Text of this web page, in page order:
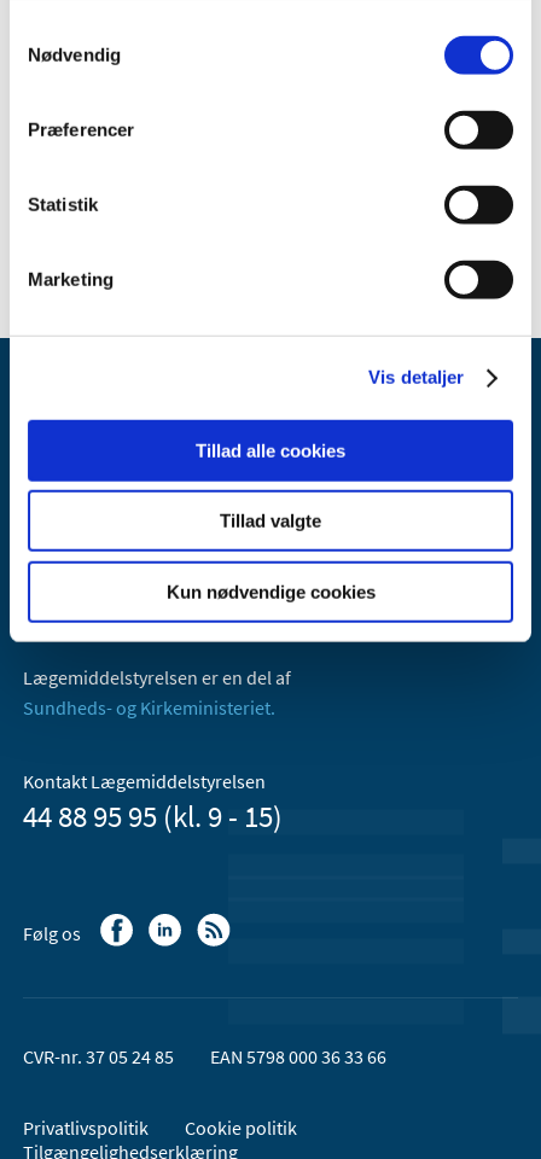
Nødvendig
Præferencer
Statistik
Marketing
Vis detaljer
Tillad alle cookies
Tillad valgte
Kun nødvendige cookies
Relateret indhold
Axel Heides Gade 1
2300 København S
Email:dkma@dkma.dk
Lægemiddelstyrelsen er en del af
Sundheds- og Kirkeministeriet.
Kontakt Lægemiddelstyrelsen
44 88 95 95 (kl. 9 - 15)
Følg os
CVR-nr. 37 05 24 85 EAN 5798 000 36 33 66
Privatlivspolitik
Cookie politik
Tilgængelighedserklæring